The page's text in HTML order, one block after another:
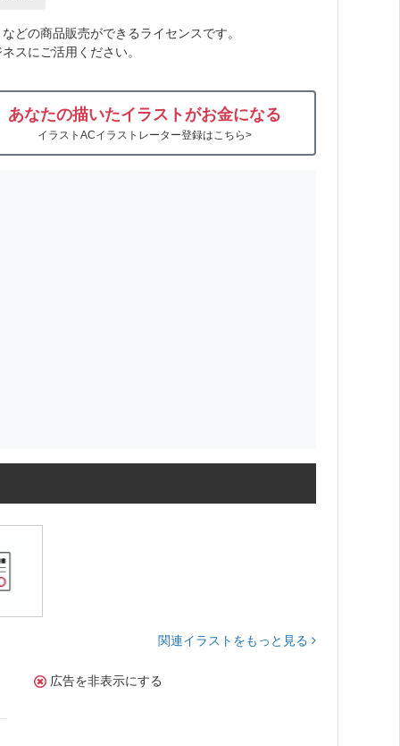
どの商品販売ができるライセンスです。
スにご活用ください。
あなたの描いたイラストがお金になる
イラストACイラストレーター登録はこちら>
関連イラストをもっと見る
広告を非表示にする